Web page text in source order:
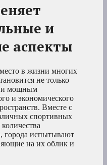
и
аспекты
в жизни многих
не только
и мощным
и экономического
Вместе с
спортивных
города испытывают
на их облик и